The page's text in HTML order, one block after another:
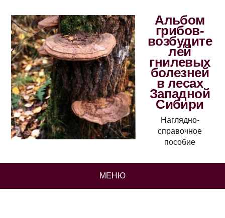
Альбом
грибов-
возбудите
лей
гнилевых
болезней
в лесах
Западной
Сибири
Наглядно-
справочное
пособие
МЕНЮ